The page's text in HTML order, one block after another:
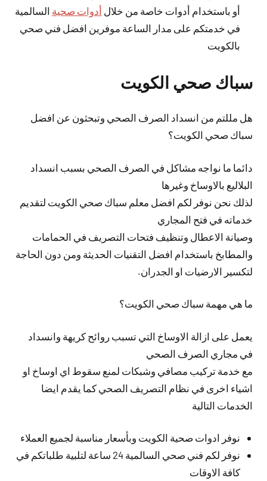
أو باستخدام أدوات خاصة من خلال أدوات صحية السالمية
في خدمتكم على مدار الساعة موفرين افضل فني صحي
بالكويت
سباك صحي الكويت
هل مللتم من انسداد الصرف الصحي وتبحثون عن افضل
سباك صحي الكويت؟
دائما ما نواجه مشاكل في الصرف الصحي بسبب انسداد
البلاليع بالاوساخ وغيرها
لذلك نحن نوفر لكم افضل معلم سباك صحي الكويت لتقديم
خدماته في فتح المجاري
وصيانة الاعطال وتنظيف فتحات التصريف في الحمامات
والمطابخ باستخدام افضل التقنيات الحديثة ومن دون الحاجة
لتكسير الارضيات او الجدران.
ما هي مهمة سباك صحي الكويت؟
يعمل على ازالة الاوساخ التي تسبب روائح كريهة وانسداد
في مجاري الصرف الصحي
مع خدمة تركيب مصافي وشبكات لمنع سقوط اي اوساخ او
اشياء اخرى في نظام التصريف الصحي كما يقدم ايضا
الخدمات التالية
نوفر ادوات صحية الكويت وبأسعار مناسبة لجميع العملاء
نوفر لكم فني صحي السالمية 24 ساعة لتلبية طلباتكم في
كافة الاوقات